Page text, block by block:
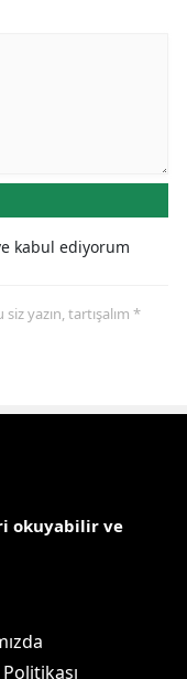
kabul ediyorum
yazın, tartışalım *
okuyabilir ve